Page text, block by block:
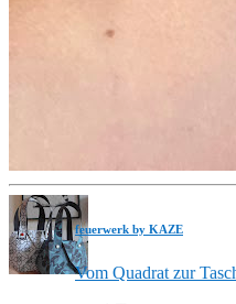
feuerwerk by KAZE
Vom Quadrat zur